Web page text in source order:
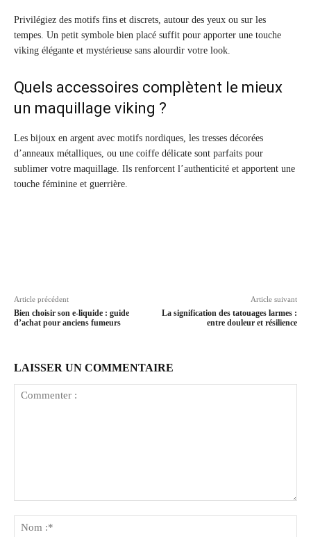
Privilégiez des motifs fins et discrets, autour des yeux ou sur les
tempes. Un petit symbole bien placé suffit pour apporter une touche
viking élégante et mystérieuse sans alourdir votre look.
Quels accessoires complètent le mieux
un maquillage viking ?
Les bijoux en argent avec motifs nordiques, les tresses décorées
d’anneaux métalliques, ou une coiffe délicate sont parfaits pour
sublimer votre maquillage. Ils renforcent l’authenticité et apportent une
touche féminine et guerrière.
Article précédent
Bien choisir son e-liquide : guide
d’achat pour anciens fumeurs
Article suivant
La signification des tatouages larmes :
entre douleur et résilience
LAISSER UN COMMENTAIRE
: